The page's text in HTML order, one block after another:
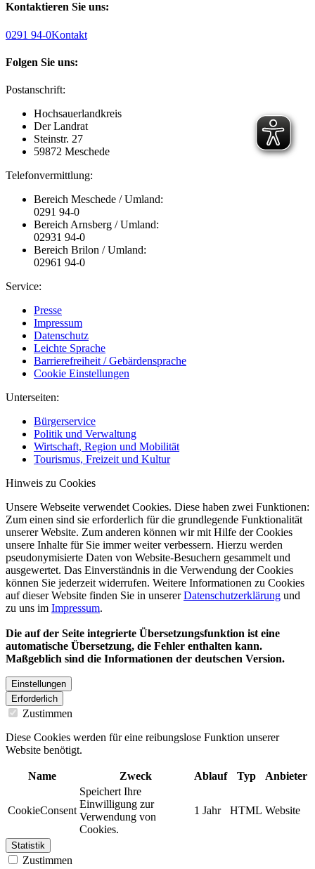
Kontaktieren Sie uns:
0291 94-0Kontakt
Folgen Sie uns:
Postanschrift:
Hochsauerlandkreis
Der Landrat
Steinstr. 27
59872 Meschede
Telefonvermittlung:
Bereich Meschede / Umland:
0291 94-0
Bereich Arnsberg / Umland:
02931 94-0
Bereich Brilon / Umland:
02961 94-0
Service:
Presse
Impressum
Datenschutz
Leichte Sprache
Barrierefreiheit / Gebärdensprache
Cookie Einstellungen
Unterseiten:
Bürgerservice
Politik und Verwaltung
Wirtschaft, Region und Mobilität
Tourismus, Freizeit und Kultur
Hinweis zu Cookies
Unsere Webseite verwendet Cookies. Diese haben zwei Funktionen:
Zum einen sind sie erforderlich für die grundlegende Funktionalität
unserer Website. Zum anderen können wir mit Hilfe der Cookies
unsere Inhalte für Sie immer weiter verbessern. Hierzu werden
pseudonymisierte Daten von Website-Besuchern gesammelt und
ausgewertet. Das Einverständnis in die Verwendung der Cookies
können Sie jederzeit widerrufen. Weitere Informationen zu Cookies
auf dieser Website finden Sie in unsererDatenschutzerklärung und
zu uns im Impressum.
Die auf der Seite integrierte Übersetzungsfunktion ist eine
automatische Übersetzung, die Fehler enthalten kann.
Maßgeblich sind die Informationen der deutschen Version.
Einstellungen
Erforderlich
Zustimmen
Diese Cookies werden für eine reibungslose Funktion unserer
Website benötigt.
Name Zweck Ablauf Typ Anbieter
CookieConsent
Speichert Ihre
Einwilligung zur
Verwendung von
Cookies.
1 Jahr HTML Website
Statistik
Zustimmen